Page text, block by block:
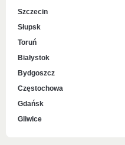
Szczecin
Słupsk
Toruń
Białystok
Bydgoszcz
Częstochowa
Gdańsk
Gliwice